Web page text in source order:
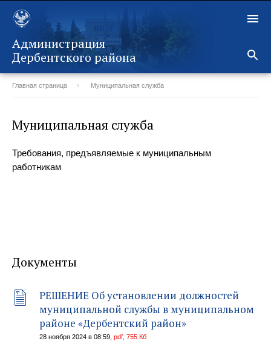
Администрация
Дербентского района
Главная страница Муниципальная служба
Муниципальная служба
Требования, предъявляемые к муниципальным
работникам
Документы
РЕШЕНИЕ Об установлении должностей
муниципальной службы в муниципальном
районе «Дербентский район»
28 ноября 2024 в 08:59, pdf, 755 Кб